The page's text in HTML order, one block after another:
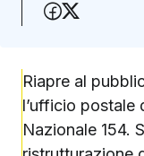
Condividi
Riapre al
l’ufficio postale
Nazionale 154.